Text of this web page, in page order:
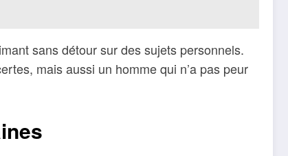
sans détour sur des sujets personnels.
mais aussi un homme qui n’a pas peur